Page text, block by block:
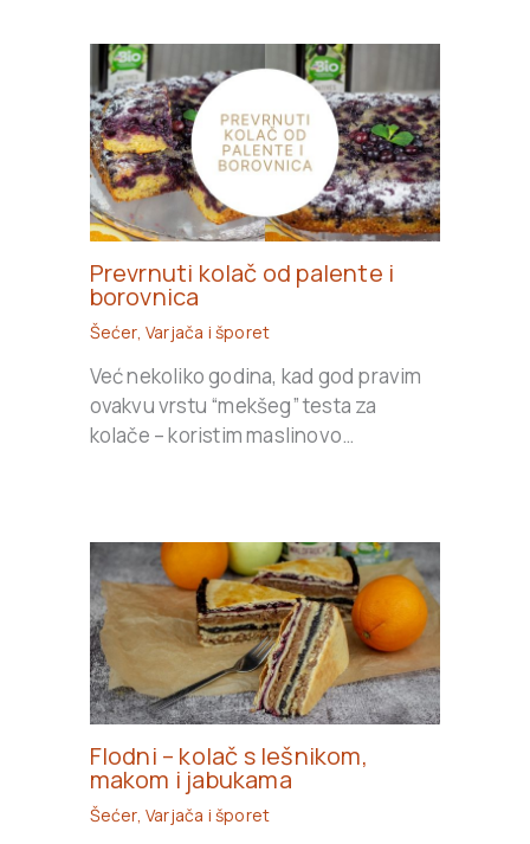
Prevrnuti kolač od palente i
borovnica
Šećer,Varjača i šporet
Već nekoliko godina, kad god pravim
ovakvu vrstu “mekšeg” testa za
kolače – koristim maslinovo…
Flodni – kolač s lešnikom,
makom i jabukama
Šećer,Varjača i šporet